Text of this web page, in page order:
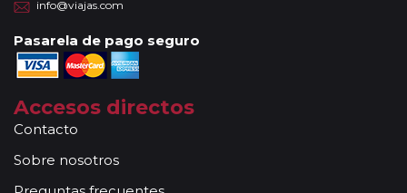
info@viajas.com
Pasarela de pago seguro
Accesos directos
Contacto
Sobre nosotros